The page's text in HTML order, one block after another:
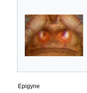
Epigyne